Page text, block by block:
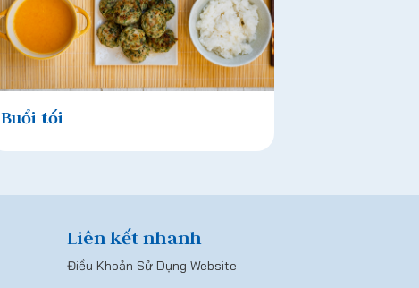
Buổi tối
Liên kết nhanh
Điều Khoản Sử Dụng Website